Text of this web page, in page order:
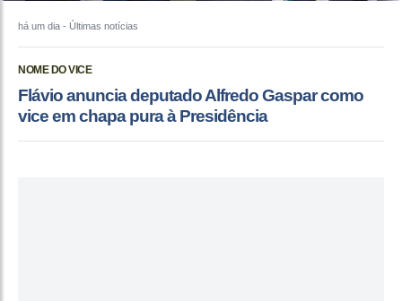
há um dia - Últimas notícias
NOME DO VICE
Flávio anuncia deputado Alfredo Gaspar como
vice em chapa pura à Presidência